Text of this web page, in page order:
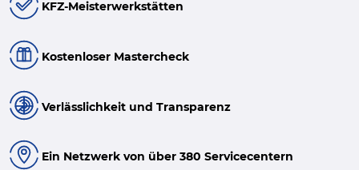
KFZ-Meisterwerkstätten
Kostenloser Mastercheck
Verlässlichkeit und Transparenz
Ein Netzwerk von über 380 Servicecentern